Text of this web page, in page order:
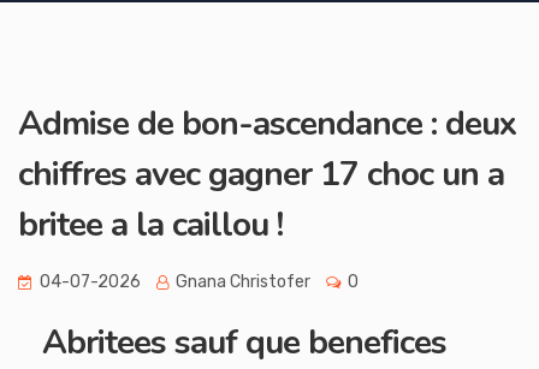
Admise de bon-ascendance : deux
chiffres avec gagner 17 choc un a
britee a la caillou !
04-07-2026 Gnana Christofer 0
Abritees sauf que benefices